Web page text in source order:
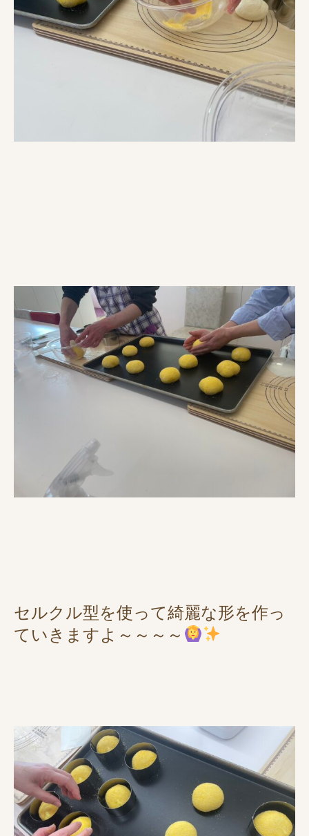
セルクル型を使って綺麗な形を作っ
ていきますよ～～～～